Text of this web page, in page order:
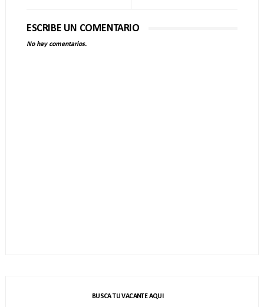
ESCRIBE UN COMENTARIO
No hay comentarios.
BUSCA TU VACANTE AQUI